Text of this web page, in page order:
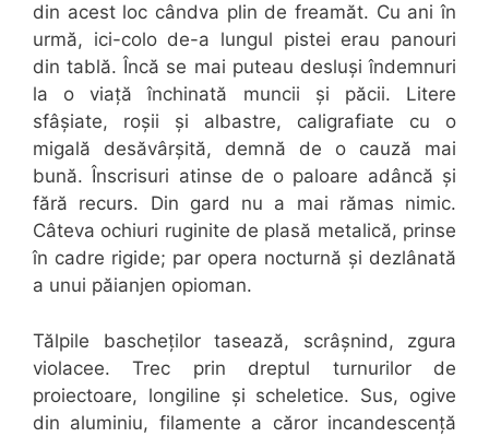
din acest loc cândva plin de freamăt. Cu ani în
urmă, ici-colo de-a lungul pistei erau panouri
din tablă. Încă se mai puteau desluși îndemnuri
la o viață închinată muncii și păcii. Litere
sfâșiate, roșii și albastre, caligrafiate cu o
migală desăvârșită, demnă de o cauză mai
bună. Înscrisuri atinse de o paloare adâncă și
fără recurs. Din gard nu a mai rămas nimic.
Câteva ochiuri ruginite de plasă metalică, prinse
în cadre rigide; par opera nocturnă și dezlânată
a unui păianjen opioman.
Tălpile bascheților tasează, scrâșnind, zgura
violacee. Trec prin dreptul turnurilor de
proiectoare, longiline și scheletice. Sus, ogive
din aluminiu, filamente a căror incandescență